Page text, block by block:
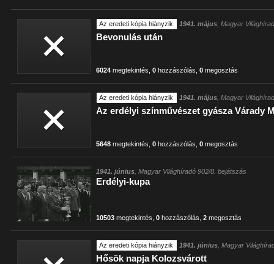
Az eredeti kópia hiányzik 1941. május , Magyar
Bevonulás után
6024 megtekintés ,0 hozzászólás ,0 megosztás
Az eredeti kópia hiányzik 1941. május , Magyar
Az erdélyi színművészet gyásza Várady
5648 megtekintés ,0 hozzászólás ,0 megosztás
1941. június , Magyar Világhíradó 902/8. bejátszás
Erdélyi-kupa
10503 megtekintés ,0 hozzászólás ,2 megosztás
Az eredeti kópia hiányzik 1941. június , Magyar
Hősök napja Kolozsvárott